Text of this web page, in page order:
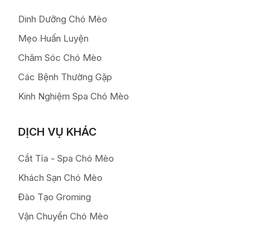
Dinh Dưỡng Chó Mèo
Mẹo Huấn Luyện
Chăm Sóc Chó Mèo
Các Bệnh Thường Gặp
Kinh Nghiệm Spa Chó Mèo
DỊCH VỤ KHÁC
Cắt Tỉa - Spa Chó Mèo
Khách Sạn Chó Mèo
Đào Tạo Groming
Vận Chuyển Chó Mèo